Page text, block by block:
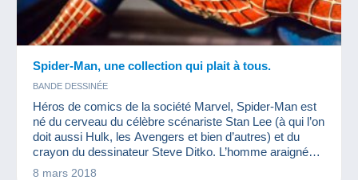
Spider-Man, une collection qui plait à tous.
BANDE DESSINÉE
Héros de comics de la société Marvel, Spider-Man est
né du cerveau du célèbre scénariste Stan Lee (à qui l’on
doit aussi Hulk, les Avengers et bien d’autres) et du
crayon du dessinateur Steve Ditko. L’homme araignée
apparaît pour la première fois dans un comics en 1962.
8 mars 2018